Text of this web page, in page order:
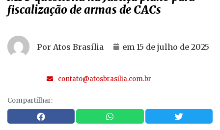
fiscalização de armas de CACs
Por Atos Brasília em 15 de julho de 2025
contato@atosbrasilia.com.br
Compartilhar: